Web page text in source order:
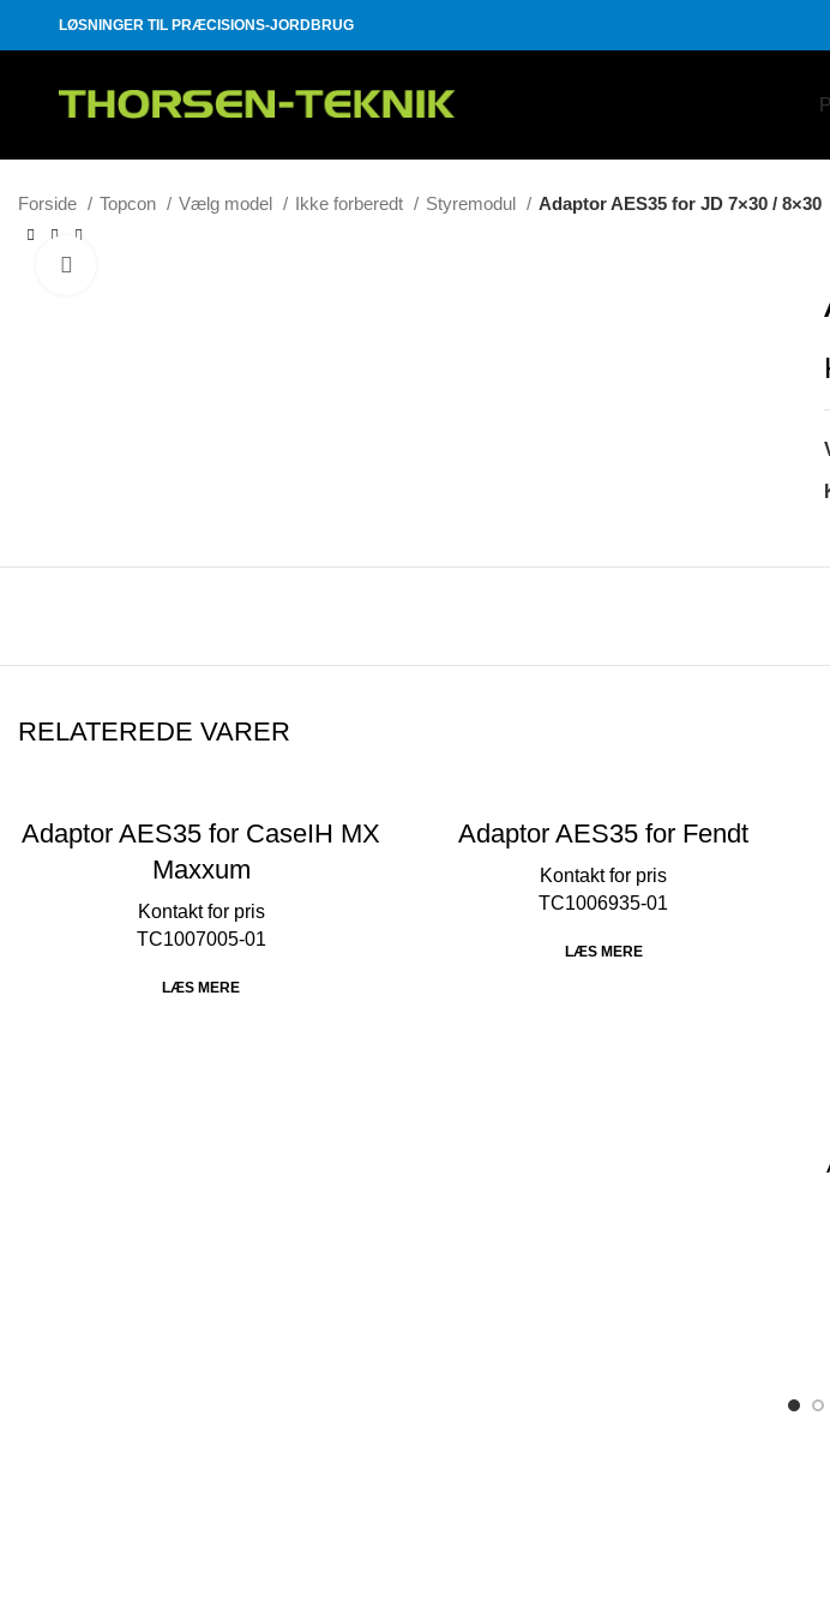
LØSNINGER TIL PRÆCISIONS-JORDBRUG
Forside Topcon Vælg model Ikke forberedt Styremodul Adaptor AES35 for JD 7×30 / 8×30
RELATEREDE VARER
Adaptor AES35 for CaseIH MX
Maxxum
TC1007005-01
LÆS MERE
Adaptor AES35 for Fendt
TC1006935-01
LÆS MERE